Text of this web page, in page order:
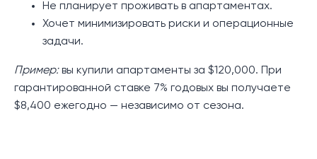
Не планирует проживать в апартаментах.
Хочет минимизировать риски и операционные
задачи.
Пример:вы купили апартаменты за $120,000. При
гарантированной ставке 7% годовых вы получаете
$8,400 ежегодно — независимо от сезона.